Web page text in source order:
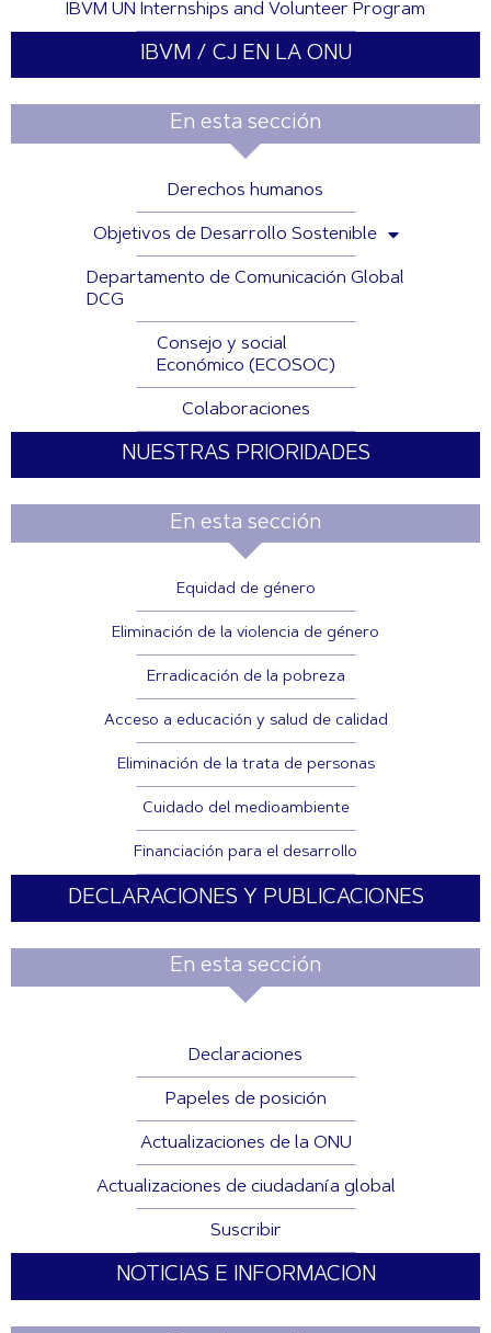
IBVM UN Internships and Volunteer Program
IBVM / CJ EN LA ONU
En esta sección
Derechos humanos
Objetivos de Desarrollo Sostenible
Departamento de Comunicación Global
DCG
Consejo y social
Económico (ECOSOC)
Colaboraciones
NUESTRAS PRIORIDADES
En esta sección
Equidad de género
Eliminación de la violencia de género
Erradicación de la pobreza
Acceso a educación y salud de calidad
Eliminación de la trata de personas
Cuidado del medioambiente
Financiación para el desarrollo
DECLARACIONES Y PUBLICACIONES
En esta sección
Declaraciones
Papeles de posición
Actualizaciones de la ONU
Actualizaciones de ciudadanía global
Suscribir
NOTICIAS E INFORMACION